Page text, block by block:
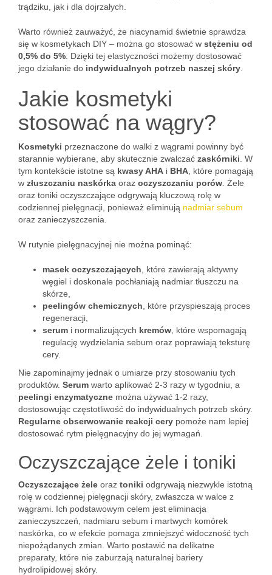
trądziku, jak i dla dojrzałych.
Warto również zauważyć, że niacynamid świetnie sprawdza
się w kosmetykach DIY – można go stosować w stężeniu od
0,5% do 5% . Dzięki tej elastyczności możemy dostosować
jego działanie do indywidualnych potrzeb naszej skóry
Jakie kosmetyki
stosować na wągry?
Kosmetyki przeznaczone do walki z wągrami powinny być
starannie wybierane, aby skutecznie zwalczać zaskórniki . W
tym kontekście istotne są kwasy AHA i BHA , które pomagają
w złuszczaniu naskórka oraz oczyszczaniu porów . Żele
oraz toniki oczyszczające odgrywają kluczową rolę w
codziennej pielęgnacji, ponieważ eliminują nadmiar sebum
oraz zanieczyszczenia.
W rutynie pielęgnacyjnej nie można pominąć:
masek oczyszczających , które zawierają aktywny
węgiel i doskonale pochłaniają nadmiar tłuszczu na
skórze,
peelingów chemicznych , które przyspieszają proces
regeneracji,
serum i normalizujących kremów , które wspomagają
regulację wydzielania sebum oraz poprawiają teksturę
cery.
Nie zapominajmy jednak o umiarze przy stosowaniu tych
produktów. Serum warto aplikować 2-3 razy w tygodniu, a
peelingi enzymatyczne można używać 1-2 razy,
dostosowując częstotliwość do indywidualnych potrzeb skóry.
Regularne obserwowanie reakcji cery pomoże nam lepiej
dostosować rytm pielęgnacyjny do jej wymagań.
Oczyszczające żele i toniki
Oczyszczające żele oraz toniki odgrywają niezwykle istotną
rolę w codziennej pielęgnacji skóry, zwłaszcza w walce z
wągrami. Ich podstawowym celem jest eliminacja
zanieczyszczeń, nadmiaru sebum i martwych komórek
naskórka, co w efekcie pomaga zmniejszyć widoczność tych
niepożądanych zmian. Warto postawić na delikatne
preparaty, które nie zaburzają naturalnej bariery
hydrolipidowej skóry.